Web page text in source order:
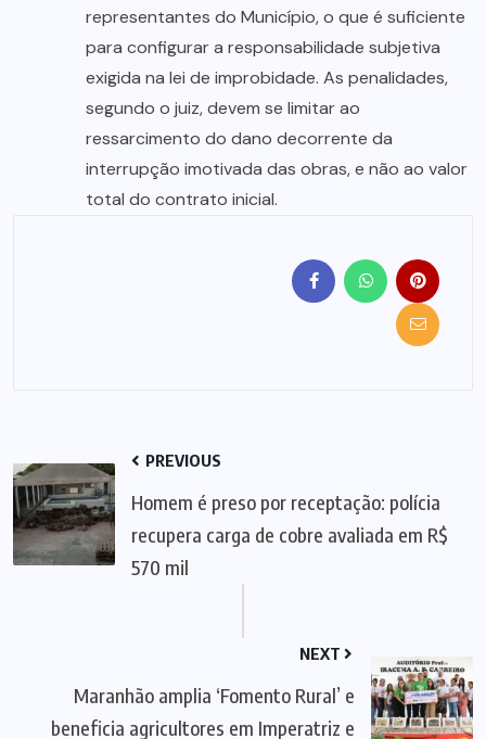
representantes do Município, o que é suficiente
para configurar a responsabilidade subjetiva
exigida na lei de improbidade. As penalidades,
segundo o juiz, devem se limitar ao
ressarcimento do dano decorrente da
interrupção imotivada das obras, e não ao valor
total do contrato inicial.
PREVIOUS
Homem é preso por receptação: polícia
recupera carga de cobre avaliada em R$
570 mil
NEXT
Maranhão amplia ‘Fomento Rural’ e
beneficia agricultores em Imperatriz e